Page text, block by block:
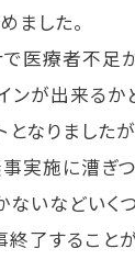
ました。
で医療者不足
ンが出来るか
なりました
実施に漕ぎ
ないなどいく
了すること